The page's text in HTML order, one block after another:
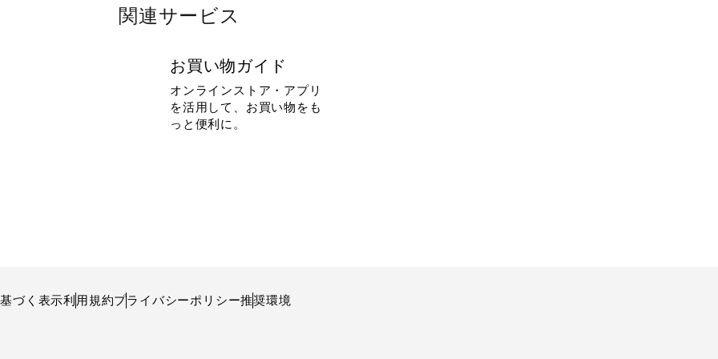
関連サービス
お買い物ガイド
オンラインストア・アプリ
を活用して、お買い物をも
っと便利に。
づく表示利用規約プライバシーポリシー推奨環境